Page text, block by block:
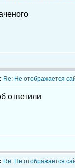
Re: Не отображается
ответили
Re: Не отображается